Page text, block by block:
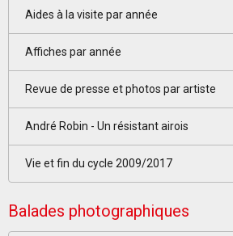
Aides à la visite par année
Affiches par année
Revue de presse et photos par artiste
André Robin - Un résistant airois
Vie et fin du cycle 2009/2017
Balades photographiques